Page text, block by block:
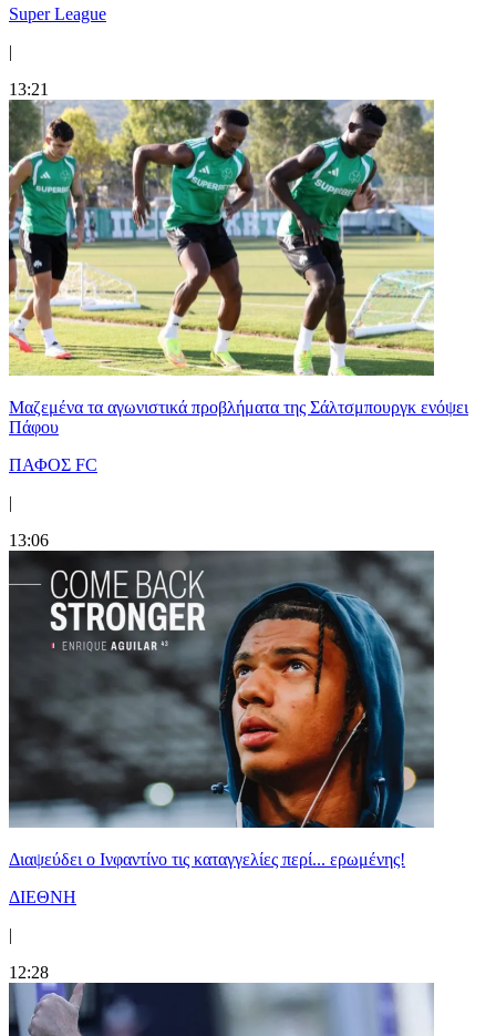
Super League
|
13:21
Μαζεμένα τα αγωνιστικά προβλήματα της Σάλτσμπουργκ ενόψει
Πάφου
ΠΑΦΟΣ FC
|
13:06
Διαψεύδει ο Ινφαντίνο τις καταγγελίες περί... ερωμένης!
ΔΙΕΘΝΗ
|
12:28